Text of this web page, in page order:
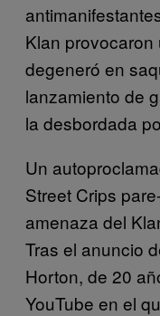
Klan
degeneró en
lanzamiento de
la desbordada
Un
Street Crips
amenaza del
Tras el anuncio
Horton, de 20
YouTube en el